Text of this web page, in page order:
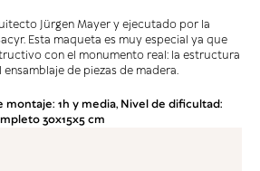
Jürgen Mayer y ejecutado por la
Esta maqueta es muy especial ya que
con el monumento real: la estructura
de piezas de madera.
montaje: 1h y media, Nivel de dificultad:
30x15x5 cm